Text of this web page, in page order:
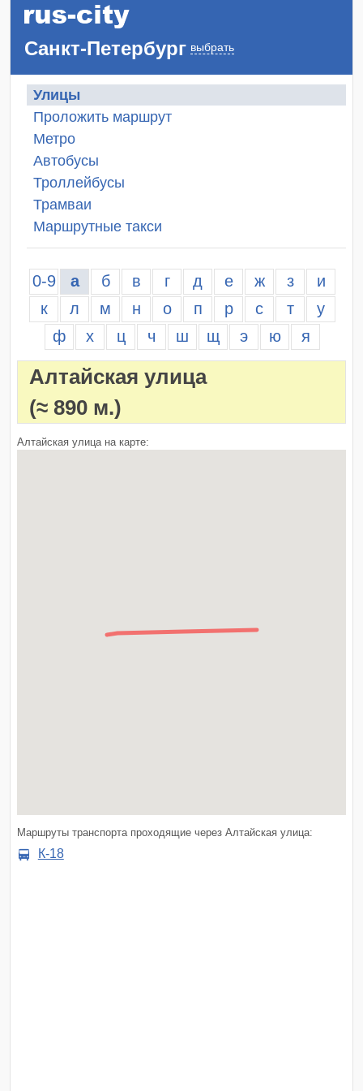
Санкт-Петербург выбрать
Улицы
Проложить маршрут
Метро
Автобусы
Троллейбусы
Трамваи
Маршрутные такси
0-9 а б в г д е ж з
и
к
л м н о п р с т
у
ф
х ц ч ш щ э ю я
Алтайская улица
(≈ 890 м.)
Алтайская улица на карте:
Маршруты транспорта проходящие через Алтайская улица:
К-18